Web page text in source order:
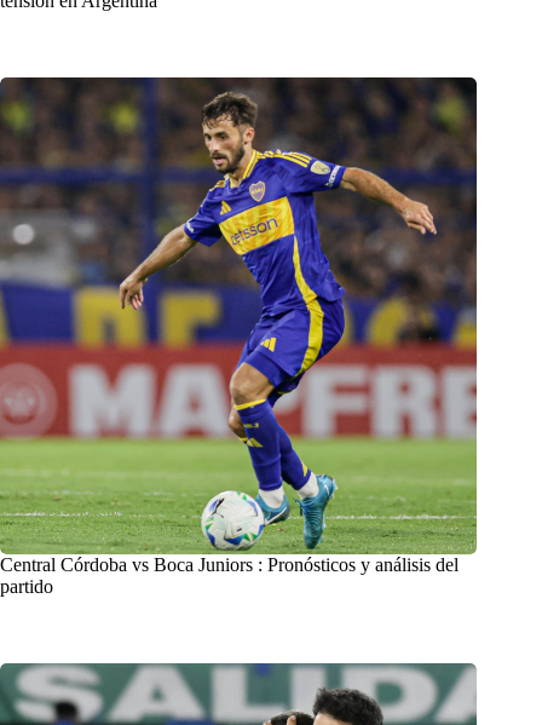
Central Córdoba vs Boca Juniors : Pronósticos y análisis del
partido